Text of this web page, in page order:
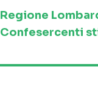
Regione
Confesercenti